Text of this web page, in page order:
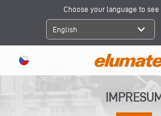
Choose your language to
English expand_more
IMPRESUM